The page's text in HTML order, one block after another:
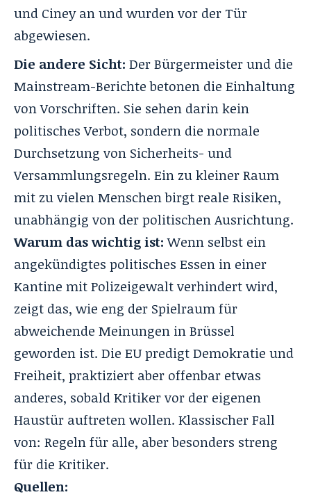
und Ciney an und wurden vor der Tür
abgewiesen.
Die andere Sicht: Der Bürgermeister und die
Mainstream-Berichte betonen die Einhaltung
von Vorschriften. Sie sehen darin kein
politisches Verbot, sondern die normale
Durchsetzung von Sicherheits- und
Versammlungsregeln. Ein zu kleiner Raum
mit zu vielen Menschen birgt reale Risiken,
unabhängig von der politischen Ausrichtung.
Warum das wichtig ist:Wenn selbst ein
angekündigtes politisches Essen in einer
Kantine mit Polizeigewalt verhindert wird,
zeigt das, wie eng der Spielraum für
abweichende Meinungen in Brüssel
geworden ist. Die EU predigt Demokratie und
Freiheit, praktiziert aber offenbar etwas
anderes, sobald Kritiker vor der eigenen
Haustür auftreten wollen. Klassischer Fall
von: Regeln für alle, aber besonders streng
für die Kritiker.
Quellen: